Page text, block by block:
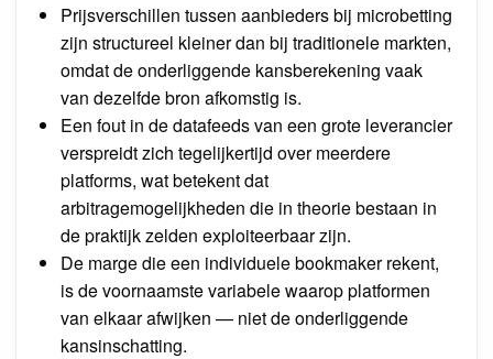
Prijsverschillen tussen aanbieders bij microbetting
zijn structureel kleiner dan bij traditionele markten,
omdat de onderliggende kansberekening vaak
van dezelfde bron afkomstig is.
Een fout in de datafeeds van een grote leverancier
verspreidt zich tegelijkertijd over meerdere
platforms, wat betekent dat
arbitragemogelijkheden die in theorie bestaan in
de praktijk zelden exploiteerbaar zijn.
De marge die een individuele bookmaker rekent,
is de voornaamste variabele waarop platformen
van elkaar afwijken — niet de onderliggende
kansinschatting.